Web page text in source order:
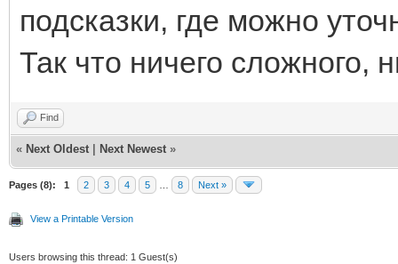
подсказки, где можно
Так что ничего сложного,
Find
« Next Oldest Next Newest »
Pages (8): 1 2 3 4 5 8 Next »
View a Printable Version
Users browsing this thread: 1 Guest(s)